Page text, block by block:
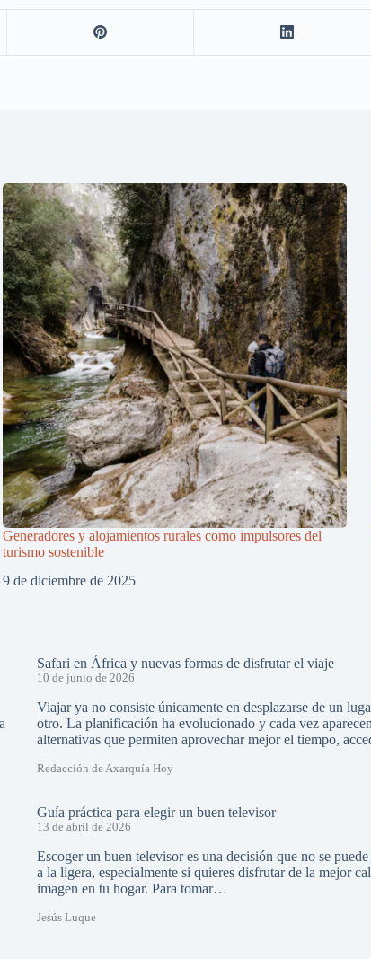
Generadores y alojamientos rurales como impulsores del
turismo sostenible
9 de diciembre de 2025
Safari en África y nuevas formas de disfrutar el viaje
10 de junio de 2026
Viajar ya no consiste únicamente en desplazarse de un
otro. La planificación ha evolucionado y cada vez
alternativas que permiten aprovechar mejor el tiempo,
Redacción de Axarquía Hoy
Guía práctica para elegir un buen televisor
13 de abril de 2026
Escoger un buen televisor es una decisión que no se
a la ligera, especialmente si quieres disfrutar de la mejor
imagen en tu hogar. Para tomar…
Jesús Luque